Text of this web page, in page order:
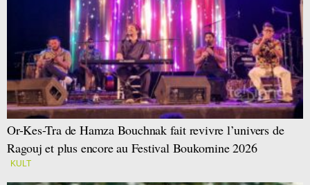
Or-Kes-Tra de Hamza Bouchnak fait revivre l’univers de
Ragouj et plus encore au Festival Boukornine 2026
KULT